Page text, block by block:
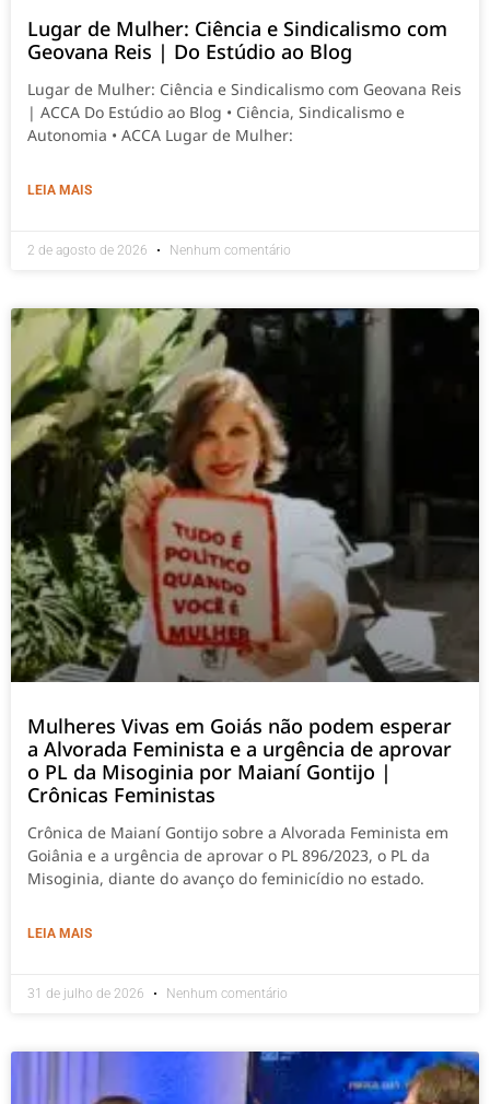
Lugar de Mulher: Ciência e Sindicalismo com
Geovana Reis | Do Estúdio ao Blog
Lugar de Mulher: Ciência e Sindicalismo com Geovana Reis
| ACCA Do Estúdio ao Blog • Ciência, Sindicalismo e
Autonomia • ACCA Lugar de Mulher:
LEIA MAIS
2 de agosto de 2026 Nenhum comentário
Mulheres Vivas em Goiás não podem esperar
a Alvorada Feminista e a urgência de aprovar
o PL da Misoginia por Maianí Gontijo |
Crônicas Feministas
Crônica de Maianí Gontijo sobre a Alvorada Feminista em
Goiânia e a urgência de aprovar o PL 896/2023, o PL da
Misoginia, diante do avanço do feminicídio no estado.
LEIA MAIS
31 de julho de 2026 Nenhum comentário